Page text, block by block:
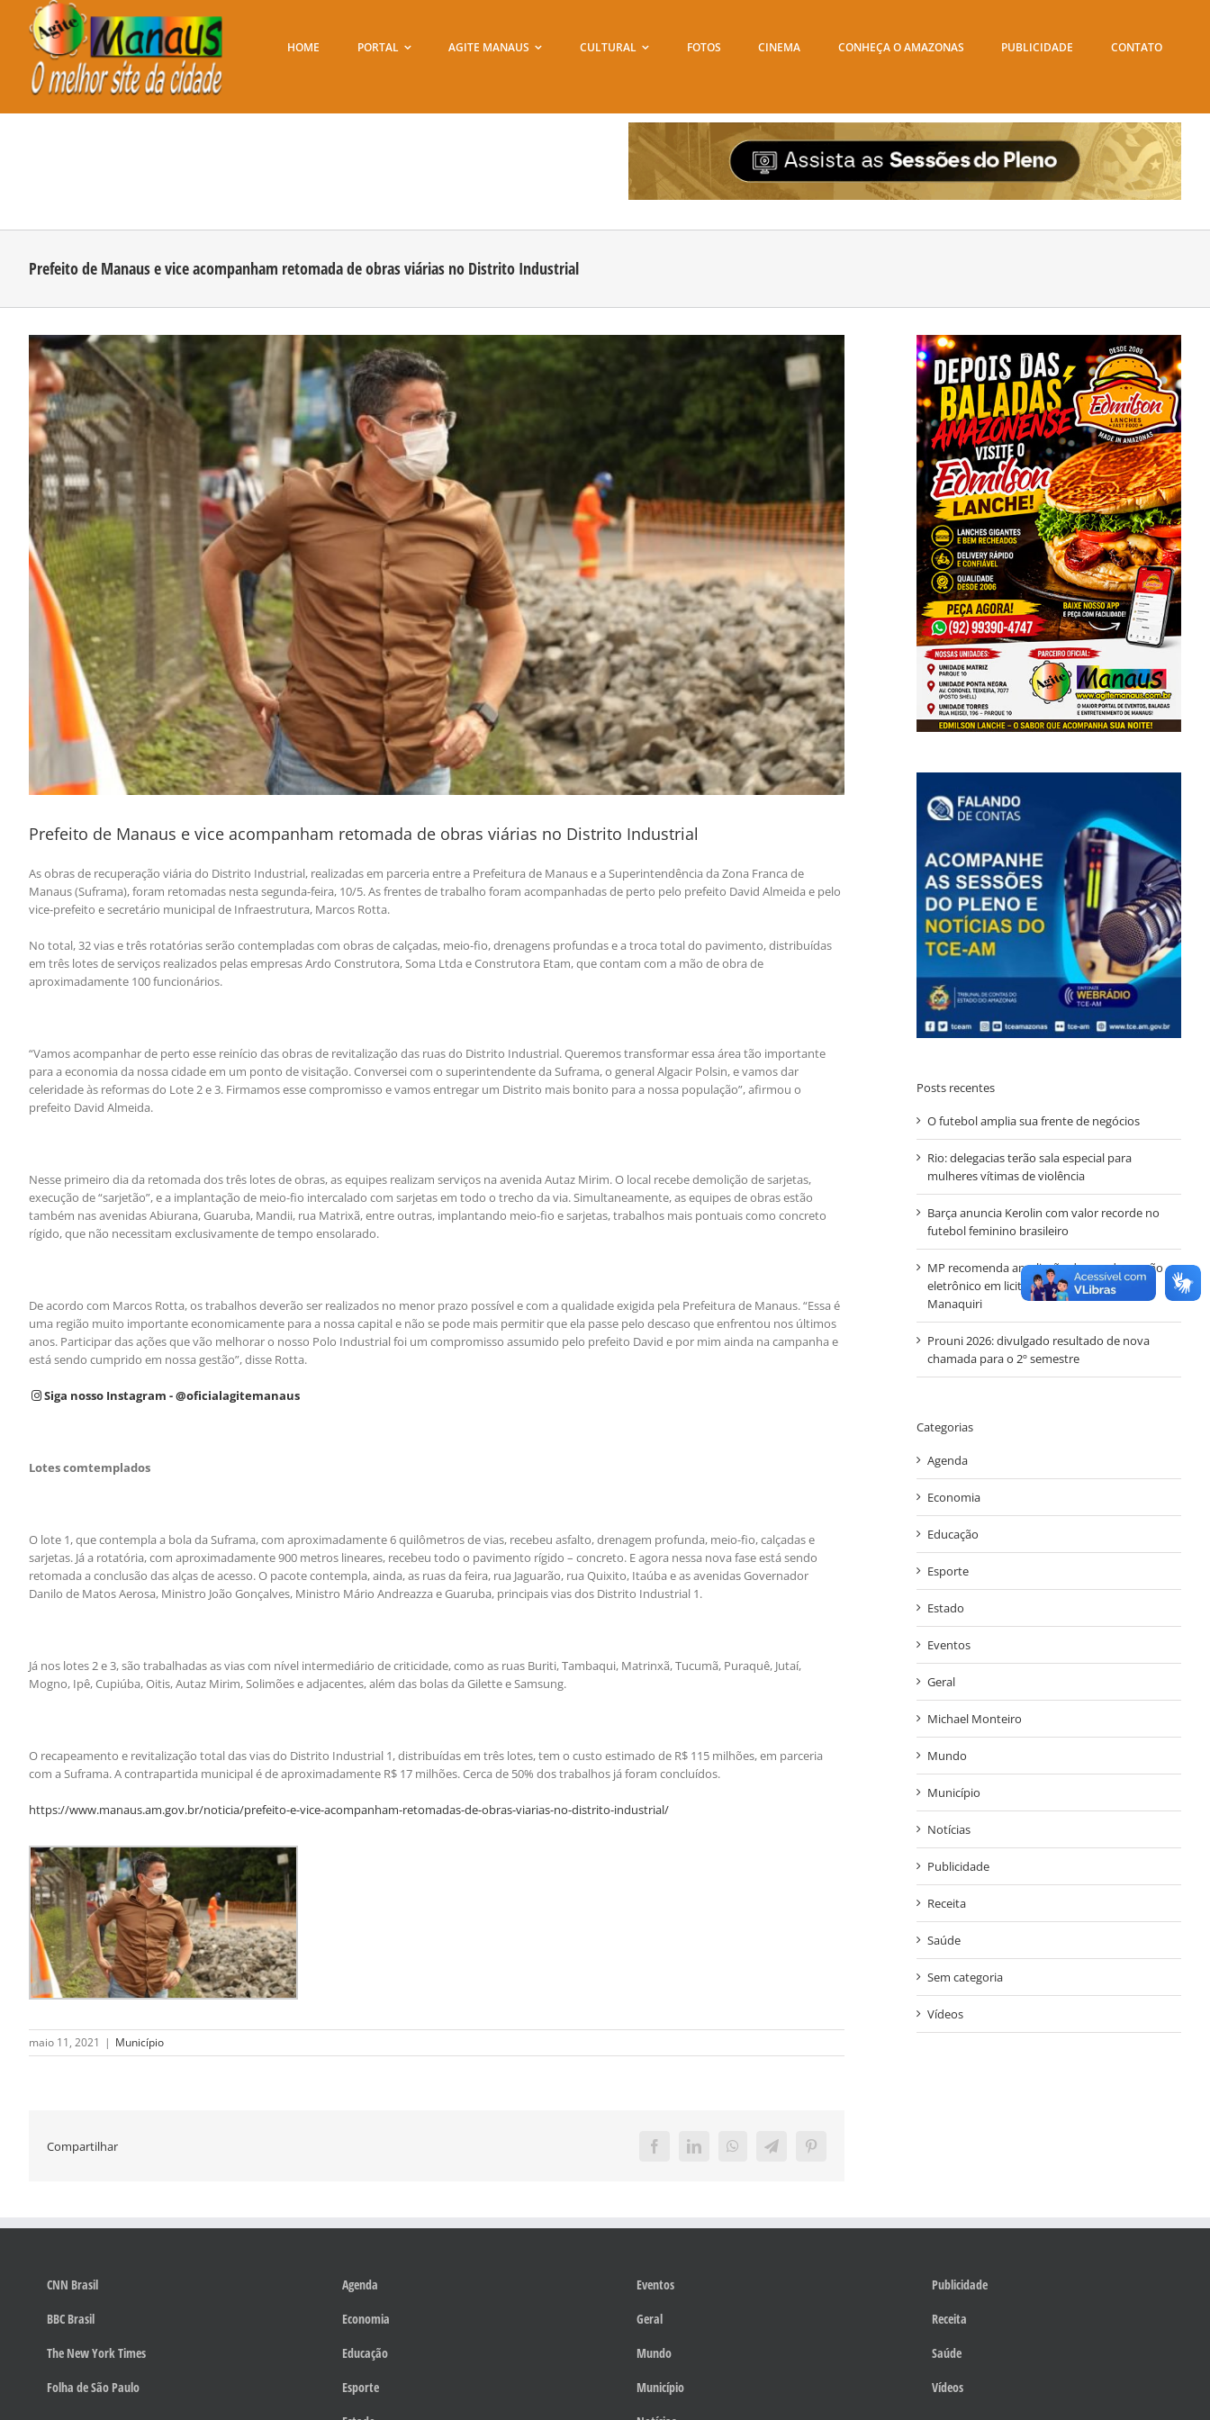
conteúdo
HOME PORTAL AGITE MANAUS CULTURAL FOTOS CINEMA CONHEÇA O AMAZONAS PUBLICIDADE CONTATO
Prefeito de Manaus e vice acompanham retomada de obras viárias no Distrito Industrial
View
Larger
Image
Prefeito de Manaus e vice acompanham retomada de obras viárias no Distrito Industrial
As obras de recuperação viária do Distrito Industrial, realizadas em parceria entre a Prefeitura de Manaus e a Superintendência da Zona Franca de
Manaus (Suframa), foram retomadas nesta segunda-feira, 10/5. As frentes de trabalho foram acompanhadas de perto pelo prefeito David Almeida e pelo
vice-prefeito e secretário municipal de Infraestrutura, Marcos Rotta.
No total, 32 vias e três rotatórias serão contempladas com obras de calçadas, meio-fio, drenagens profundas e a troca total do pavimento, distribuídas
em três lotes de serviços realizados pelas empresas Ardo Construtora, Soma Ltda e Construtora Etam, que contam com a mão de obra de
aproximadamente 100 funcionários.
“Vamos acompanhar de perto esse reinício das obras de revitalização das ruas do Distrito Industrial. Queremos transformar essa área tão importante
para a economia da nossa cidade em um ponto de visitação. Conversei com o superintendente da Suframa, o general Algacir Polsin, e vamos dar
celeridade às reformas do Lote 2 e 3. Firmamos esse compromisso e vamos entregar um Distrito mais bonito para a nossa população”, afirmou o
prefeito David Almeida.
Nesse primeiro dia da retomada dos três lotes de obras, as equipes realizam serviços na avenida Autaz Mirim. O local recebe demolição de sarjetas,
execução de “sarjetão”, e a implantação de meio-fio intercalado com sarjetas em todo o trecho da via. Simultaneamente, as equipes de obras estão
também nas avenidas Abiurana, Guaruba, Mandii, rua Matrixã, entre outras, implantando meio-fio e sarjetas, trabalhos mais pontuais como concreto
rígido, que não necessitam exclusivamente de tempo ensolarado.
De acordo com Marcos Rotta, os trabalhos deverão ser realizados no menor prazo possível e com a qualidade exigida pela Prefeitura de Manaus. “Essa é
uma região muito importante economicamente para a nossa capital e não se pode mais permitir que ela passe pelo descaso que enfrentou nos últimos
anos. Participar das ações que vão melhorar o nosso Polo Industrial foi um compromisso assumido pelo prefeito David e por mim ainda na campanha e
está sendo cumprido em nossa gestão”, disse Rotta.
Siga nosso Instagram - @oficialagitemanaus
Lotes comtemplados
O lote 1, que contempla a bola da Suframa, com aproximadamente 6 quilômetros de vias, recebeu asfalto, drenagem profunda, meio-fio, calçadas e
sarjetas. Já a rotatória, com aproximadamente 900 metros lineares, recebeu todo o pavimento rígido – concreto. E agora nessa nova fase está sendo
retomada a conclusão das alças de acesso. O pacote contempla, ainda, as ruas da feira, rua Jaguarão, rua Quixito, Itaúba e as avenidas Governador
Danilo de Matos Aerosa, Ministro João Gonçalves, Ministro Mário Andreazza e Guaruba, principais vias dos Distrito Industrial 1.
Já nos lotes 2 e 3, são trabalhadas as vias com nível intermediário de criticidade, como as ruas Buriti, Tambaqui, Matrinxã, Tucumã, Puraquê, Jutaí,
Mogno, Ipê, Cupiúba, Oitis, Autaz Mirim, Solimões e adjacentes, além das bolas da Gilette e Samsung.
O recapeamento e revitalização total das vias do Distrito Industrial 1, distribuídas em três lotes, tem o custo estimado de R$ 115 milhões, em parceria
com a Suframa. A contrapartida municipal é de aproximadamente R$ 17 milhões. Cerca de 50% dos trabalhos já foram concluídos.
https://www.manaus.am.gov.br/noticia/prefeito-e-vice-acompanham-retomadas-de-obras-viarias-no-distrito-industrial/
maio 11, 2021 | Município
Compartilhar FacebookLinkedInWhatsAppTelegramPinterest
Posts recentes
O futebol amplia sua frente de negócios
Rio: delegacias terão sala especial para
mulheres vítimas de violência
Barça anuncia Kerolin com valor recorde no
futebol feminino brasileiro
MP recomenda ampliação do uso de pregão
eletrônico em licitações da Prefeitura de
Manaquiri
Prouni 2026: divulgado resultado de nova
chamada para o 2º semestre
Categorias
Agenda
Economia
Educação
Esporte
Estado
Eventos
Geral
Michael Monteiro
Mundo
Município
Notícias
Publicidade
Receita
Saúde
Sem categoria
Vídeos
CNN Brasil
BBC Brasil
The New York Times
Folha de São Paulo
Agenda
Economia
Educação
Esporte
Eventos
Geral
Mundo
Município
Publicidade
Receita
Saúde
Vídeos